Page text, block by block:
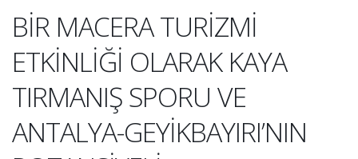
BİR MACERA TURİZMİ
ETKİNLİĞİ OLARAK KAYA
TIRMANIŞ SPORU VE
ANTALYA-GEYİKBAYIRI’NIN